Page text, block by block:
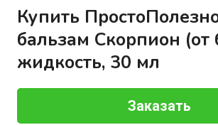
Купить
бальзам Скорпион (от
жидкость, 30 мл
Заказать